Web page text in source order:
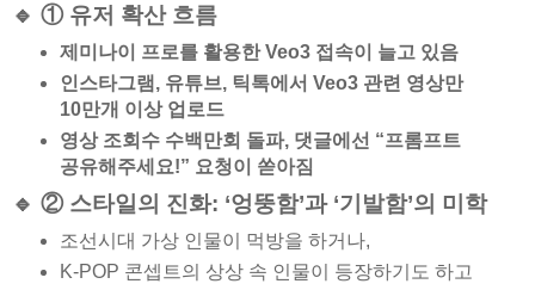
🔹 ① 유저 확산 흐름
제미나이 프로를 활용한 Veo3 접속이 늘고 있음
인스타그램, 유튜브, 틱톡에서 Veo3 관련 영상만
10만개 이상 업로드
영상 조회수 수백만회 돌파, 댓글에선 “프롬프트
공유해주세요!” 요청이 쏟아짐
🔹 ② 스타일의 진화: ‘엉뚱함’과 ‘기발함’의 미학
조선시대 가상 인물이 먹방을 하거나,
K-POP 콘셉트의 상상 속 인물이 등장하기도 하고